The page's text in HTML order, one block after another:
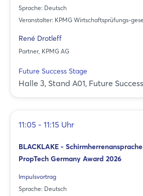
Sprache: Deutsch
Veranstalter: KPMG Wirtschaftsprüfungs-
René Drotleff
Partner, KPMG AG
Future Success Stage
Halle 3, Stand A01, Future
11:05 - 11:15 Uhr
BLACKLAKE -
PropTech Germany Award 2026
Impulsvortrag
Sprache: Deutsch